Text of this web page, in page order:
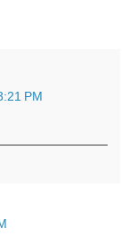
PM